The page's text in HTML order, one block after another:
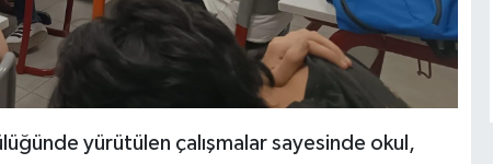
yürütülen çalışmalar sayesinde okul,